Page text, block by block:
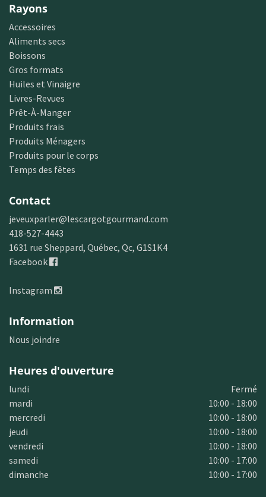
Rayons
Accessoires
Aliments secs
Boissons
Gros formats
Huiles et Vinaigre
Livres-Revues
Prêt-À-Manger
Produits frais
Produits Ménagers
Produits pour le corps
Temps des fêtes
Contact
jeveuxparler@lescargotgourmand.com
418-527-4443
1631 rue Sheppard, Québec, Qc, G1S1K4
Facebook
Instagram
Information
Nous joindre
Heures d'ouverture
lundi
Fermé
mardi
10:00 - 18:00
mercredi
10:00 - 18:00
jeudi
10:00 - 18:00
vendredi
10:00 - 18:00
samedi
10:00 - 17:00
dimanche
10:00 - 17:00